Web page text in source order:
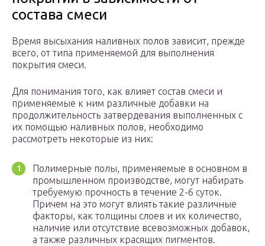
состава смеси
Время высыхания наливных полов зависит, прежде
всего, от типа применяемой для выполнения
покрытия смеси.
Для понимания того, как влияет состав смеси и
применяемые к ним различные добавки на
продолжительность затвердевания выполненных с
их помощью наливных полов, необходимо
рассмотреть некоторые из них:
Полимерные полы, применяемые в основном в
промышленном производстве, могут набирать
требуемую прочность в течение 2-6 суток.
Причем на это могут влиять такие различные
факторы, как толщины слоев и их количество,
наличие или отсутствие всевозможных добавок,
а также различных красящих пигментов.